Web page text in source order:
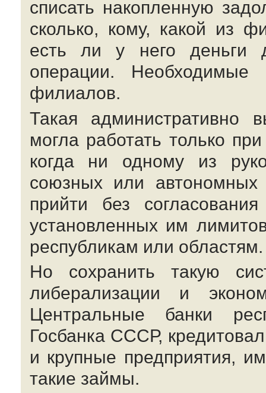
списать накопленную
сколько, кому, какой из
есть ли у него деньги
операции. Необходимые
филиалов.
Такая административно
могла работать только
когда ни одному из
союзных или
прийти без
установленных им
республикам или областям.
Но сохранить такую
либерализации и
Центральные банки
Госбанка СССР,
и крупные предприятия,
такие займы.